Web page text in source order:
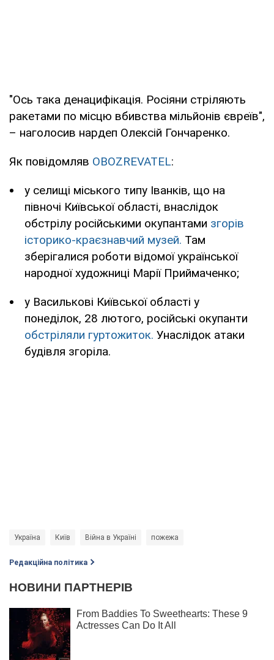
"Ось така денацифікація. Росіяни стріляють
ракетами по місцю вбивства мільйонів євреїв",
– наголосив нардеп Олексій Гончаренко.
Як повідомляв OBOZREVATEL:
у селищі міського типу Іванків, що на
півночі Київської області, внаслідок
обстрілу російськими окупантами згорів
історико-краєзнавчий музей. Там
зберігалися роботи відомої української
народної художниці Марії Приймаченко;
у Василькові Київської області у
понеділок, 28 лютого, російські окупанти
обстріляли гуртожиток. Унаслідок атаки
будівля згоріла.
Україна Київ Війна в Україні пожежа
Редакційна політика